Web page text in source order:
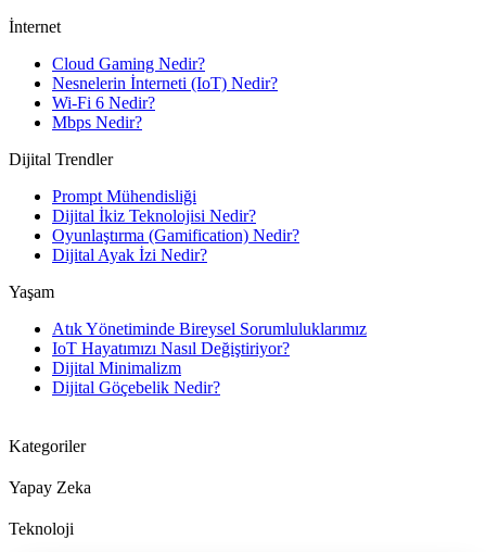
İnternet
Cloud Gaming Nedir?
Nesnelerin İnterneti (IoT) Nedir?
Wi-Fi 6 Nedir?
Mbps Nedir?
Dijital Trendler
Prompt Mühendisliği
Dijital İkiz Teknolojisi Nedir?
Oyunlaştırma (Gamification) Nedir?
Dijital Ayak İzi Nedir?
Yaşam
Atık Yönetiminde Bireysel Sorumluluklarımız
IoT Hayatımızı Nasıl Değiştiriyor?
Dijital Minimalizm
Dijital Göçebelik Nedir?
Kategoriler
Yapay Zeka
Teknoloji